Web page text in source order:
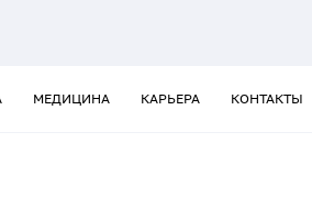
МЕДИЦИНА КАРЬЕРА КОНТАКТЫ